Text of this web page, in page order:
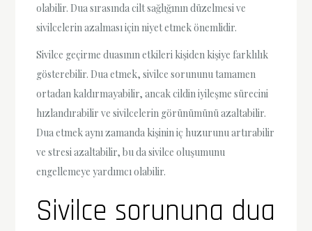
olabilir. Dua sırasında cilt sağlığının düzelmesi ve
sivilcelerin azalması için niyet etmek önemlidir.
Sivilce geçirme duasının etkileri kişiden kişiye farklılık
gösterebilir. Dua etmek, sivilce sorununu tamamen
ortadan kaldırmayabilir, ancak cildin iyileşme sürecini
hızlandırabilir ve sivilcelerin görünümünü azaltabilir.
Dua etmek aynı zamanda kişinin iç huzurunu artırabilir
ve stresi azaltabilir, bu da sivilce oluşumunu
engellemeye yardımcı olabilir.
Sivilce sorununa dua